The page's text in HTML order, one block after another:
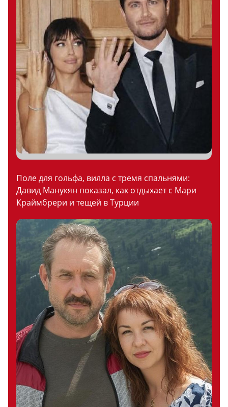
Поле для гольфа, вилла с тремя спальнями:
Давид Манукян показал, как отдыхает с Мари
Краймбрери и тещей в Турции